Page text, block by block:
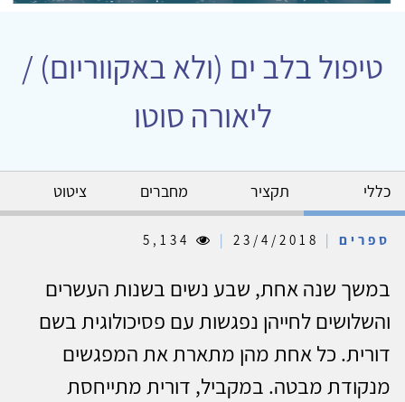
טיפול בלב ים (ולא באקווריום) /
ליאורה סוטו
כללי תקציר מחברים ציטוט
ספרים |
|
במשך שנה אחת, שבע נשים בשנות העשרים
והשלושים לחייהן נפגשות עם פסיכולוגית בשם
דורית. כל אחת מהן מתארת את המפגשים
מנקודת מבטה. במקביל, דורית מתייחסת